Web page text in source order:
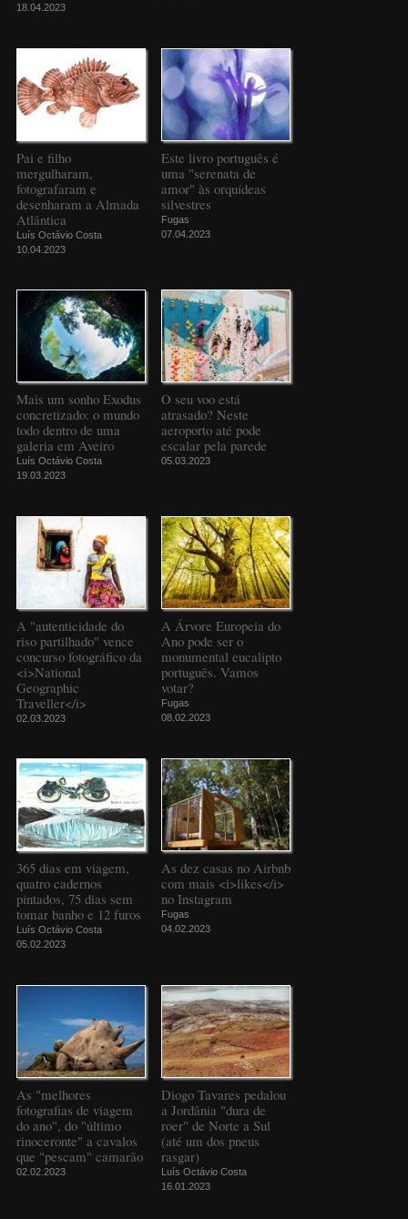
18.04.2023
Pai e filho
mergulharam,
fotografaram e
desenharam a Almada
Atlântica
Luís Octávio Costa
10.04.2023
Este livro português é
uma "serenata de
amor" às orquídeas
silvestres
Fugas
07.04.2023
Mais um sonho Exodus
concretizado: o mundo
todo dentro de uma
galeria em Aveiro
Luís Octávio Costa
19.03.2023
O seu voo está
atrasado? Neste
aeroporto até pode
escalar pela parede
05.03.2023
A "autenticidade do
riso partilhado" vence
concurso fotográfico da
<i>National
Geographic
Traveller</i>
02.03.2023
A Árvore Europeia do
Ano pode ser o
monumental eucalipto
português. Vamos
votar?
Fugas
08.02.2023
365 dias em viagem,
quatro cadernos
pintados, 75 dias sem
tomar banho e 12 furos
Luís Octávio Costa
05.02.2023
As dez casas no Airbnb
com mais <i>likes</i>
no Instagram
Fugas
04.02.2023
As "melhores
fotografias de viagem
do ano", do "último
rinoceronte" a cavalos
que "pescam" camarão
02.02.2023
Diogo Tavares pedalou
a Jordânia "dura de
roer" de Norte a Sul
(até um dos pneus
rasgar)
Luís Octávio Costa
16.01.2023